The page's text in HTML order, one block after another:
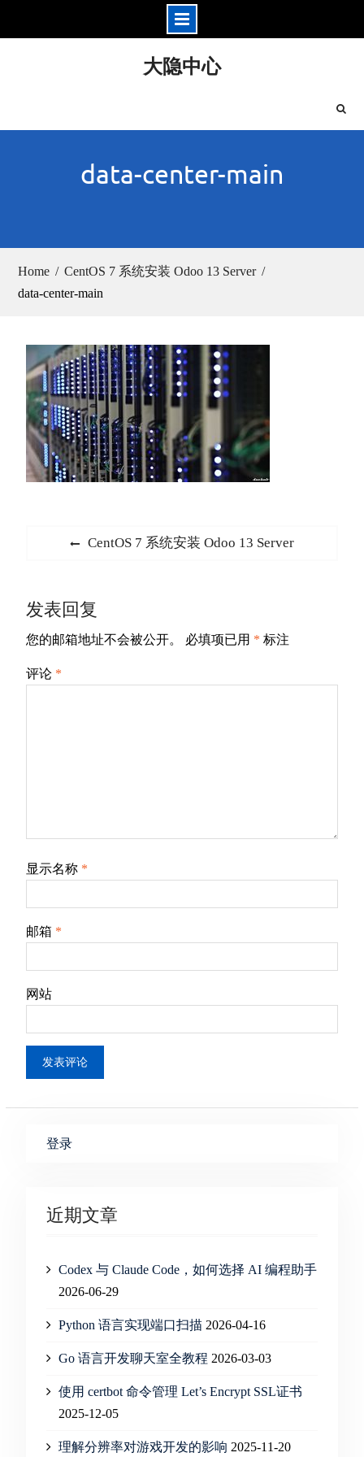
大隐中心
data-center-main
Home
CentOS 7 系统安装 Odoo 13 Server
data-center-main
航
Previous
CentOS 7 系统安装 Odoo 13 Server
发表回复
您的邮箱地址不会被公开。 必填项已用 * 标注
评论 *
显示名称 *
邮箱 *
网站
登录
近期文章
Codex 与 Claude Code，如何选择 AI 编程助手
2026-06-29
Python 语言实现端口扫描 2026-04-16
Go 语言开发聊天室全教程 2026-03-03
使用 certbot 命令管理 Let’s Encrypt SSL证书
2025-12-05
理解分辨率对游戏开发的影响 2025-11-20